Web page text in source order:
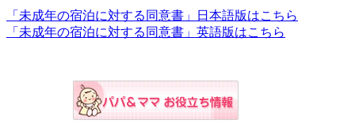
「未成年の宿泊に対する同意書」日本語版はこちら
「未成年の宿泊に対する同意書」英語版はこちら